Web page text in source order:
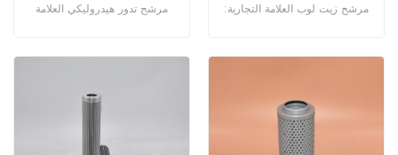
مرشح تدور هيدروليكي العلامة
مرشح زيت لوب العلامة التجارية: